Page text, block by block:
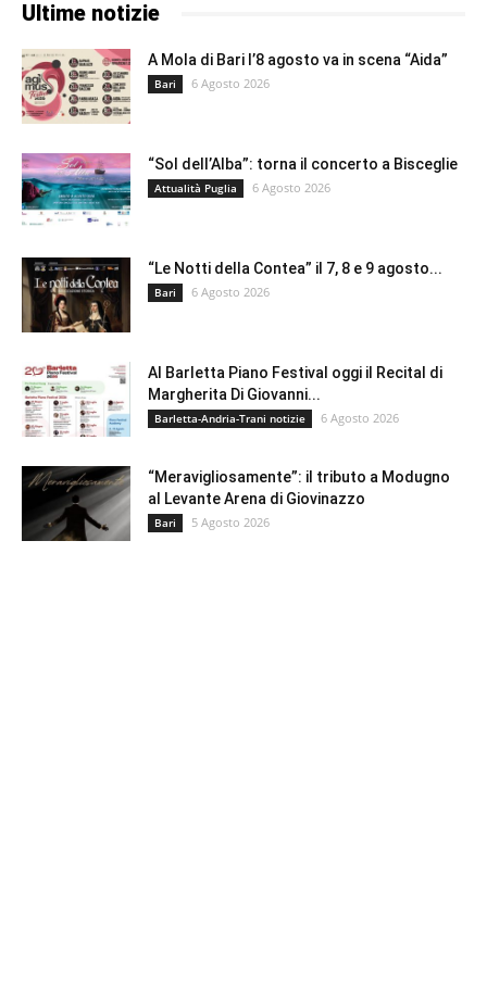
Ultime notizie
A Mola di Bari l’8 agosto va in scena “Aida”
Bari 6 Agosto 2026
“Sol dell’Alba”: torna il concerto a Bisceglie
Attualità Puglia 6 Agosto 2026
“Le Notti della Contea” il 7, 8 e 9 agosto...
Bari 6 Agosto 2026
Al Barletta Piano Festival oggi il Recital di
Margherita Di Giovanni...
Barletta-Andria-Trani notizie 6 Agosto 2026
“Meravigliosamente”: il tributo a Modugno
al Levante Arena di Giovinazzo
Bari 5 Agosto 2026